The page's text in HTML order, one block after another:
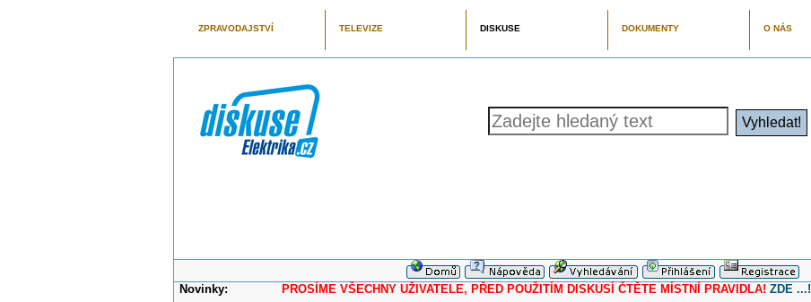
ZPRAVODAJSTVÍ TELEVIZE DISKUSE DOKUMENTY O NÁS
Novinky: PROSÍME VŠECHNY UŽIVATELE, PŘED POUŽITÍM DISKUSÍ ČTĚTE MÍSTNÍ PRAVIDLA! ZDE ...!